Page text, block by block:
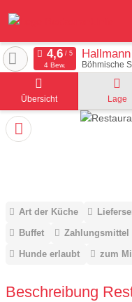
Böhmische
4 Bew.
Übersicht Lage
Art der Küche
Buffet
Zahlungsmittel
Hunde erlaubt
zum
Beschreibung